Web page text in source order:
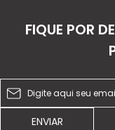
FIQUE POR
ENVIAR